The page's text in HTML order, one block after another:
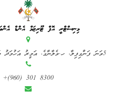
މިނިސްޓްރީ އޮފް ޓޫރިޒަމް އެންޑް
5ވަނަ ފަންގިފިލާ، ހ.ވެލާނާގެ، އަމީރު އަހުމަދު މަގު، މާލެ، ދިވެހިރާއްޖެ
+(960) 301 8300